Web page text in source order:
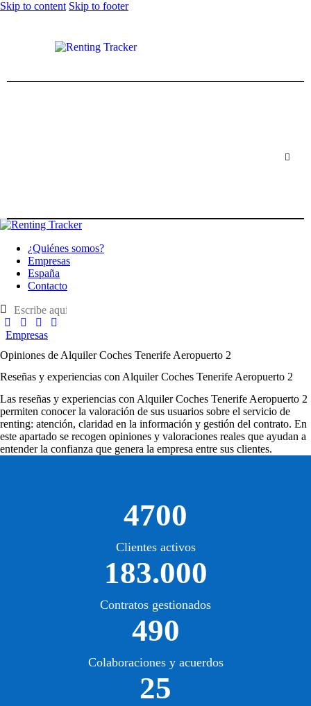
Skip to content Skip to footer
¿Quiénes somos?
Empresas
España
Contacto
Empresas
Opiniones de Alquiler Coches Tenerife Aeropuerto 2
Reseñas y experiencias con Alquiler Coches Tenerife Aeropuerto 2
Las reseñas y experiencias con Alquiler Coches Tenerife Aeropuerto 2
permiten conocer la valoración de sus usuarios sobre el servicio de
renting: atención, claridad en la información y gestión del contrato. En
este apartado se recogen opiniones y valoraciones reales que ayudan a
entender la confianza que genera la empresa entre sus clientes.
4700
Clientes activos
183.000
Contratos gestionados
490
Colaboraciones y acuerdos
25